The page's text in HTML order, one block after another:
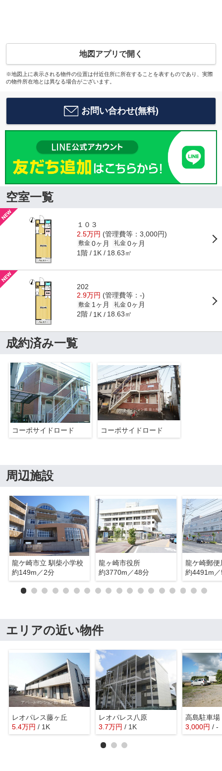
地図アプリで開く
※地図上に表示される物件の位置は付近住所に所在することを表すものであり、実際
の物件所在地とは異なる場合がございます。
お問い合わせ(無料)
空室一覧
１０３
2.5万円 (管理費等：3,000円)
敷金 0ヶ月 礼金 0ヶ月
1階 1K 18.63㎡
202
2.9万円 (管理費等：-)
敷金 1ヶ月 礼金 0ヶ月
2階 1K 18.63㎡
成約済み一覧
コーポサイドロード コーポサイドロード
周辺施設
龍ケ崎市立 馴柴小学校
約149m／2分
龍ヶ崎市役所
約3770m／48分
龍ケ崎郵便
約4491m
エリアの近い物件
レオパレス藤ヶ丘
5.4万円 / 1K
レオパレス八原
3.7万円 / 1K
高島駐車場
3,000円 / -